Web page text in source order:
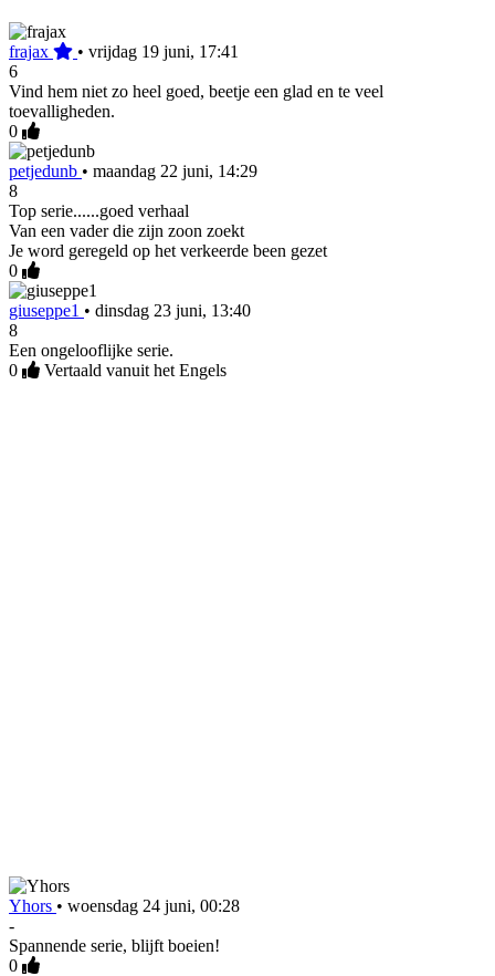
frajax • vrijdag 19 juni, 17:41
6
Vind hem niet zo heel goed, beetje een glad en te veel
toevalligheden.
0
petjedunb • maandag 22 juni, 14:29
8
Top serie......goed verhaal
Van een vader die zijn zoon zoekt
Je word geregeld op het verkeerde been gezet
0
giuseppe1 • dinsdag 23 juni, 13:40
8
Een ongelooflijke serie.
0
Vertaald vanuit het Engels
Yhors • woensdag 24 juni, 00:28
-
Spannende serie, blijft boeien!
0